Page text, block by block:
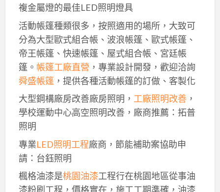
複金屬燈的最佳LED照明燈具
活動帳篷種類很多，按照適用的場所，大致可
分為大型歐式組合帳、波浪帳篷、歐式帳篷、
帝王帳篷、快速帳篷、屋式組合帳、宮廷帳
篷。 帳篷工廠直營 ，專業設計開發，歡迎洽詢
舜盛帳篷，提供各種活動帳篷的訂做、客製化
大型鋼構廠房改善廠房照明， 工廠照明改善，
學校運動中心高空照明改善，廠商推薦：拓普
照明
專業LED照明工程廠商，節能補助案協助申
請：台鈺照明
楓格油漆是桃園油漆工程行在桃園地區從事油
漆粉刷工程，價格實在，施工工期準確，油漆